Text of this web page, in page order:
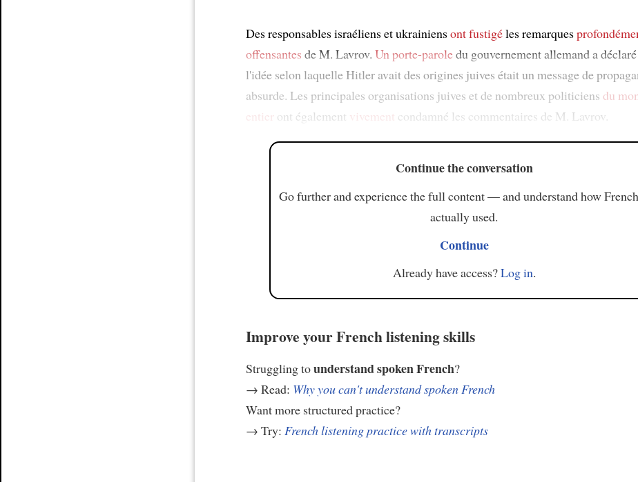
Des responsables israéliens et ukrainiensont fustigéles remarques
offensantes de M. Lavrov. Un porte-paroledu gouvernement allemand a
l'idée selon laquelle Hitler avait des origines juives était un message de
absurde. Les principales organisations juives et de nombreux politiciens du
entier ont également vivement condamné les commentaires de M. Lavrov.
Continue the conversation
Go further and experience the full content — and understand how
actually used.
Continue
Already have access?Log in.
Improve your French listening skills
Struggling tounderstand spoken French?
→ Read: Why you can't understand spoken French
Want more structured practice?
→ Try: French listening practice with transcripts